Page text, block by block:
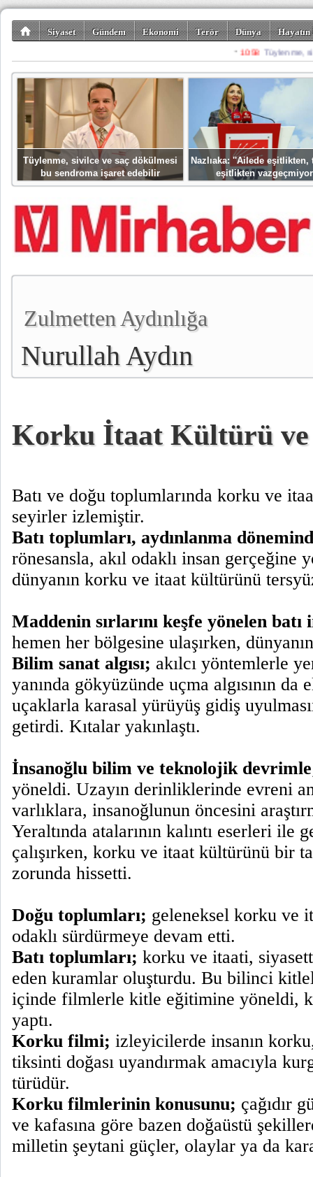
Siyaset Gündem Ekonomi Terör Dünya
Spor Misafir
Tüylenme, sivilce ve saç dökülmesi
bu sendroma işaret edebilir
Nazlıaka: ''Ailede eşitlikten,
eşitlikten
Zulmetten Aydınlığa
Nurullah Aydın
Korku İtaat Kültürü ve
Batı ve doğu toplumlarında korku ve
seyirler izlemiştir.
Batı toplumları, aydınlanma
rönesansla, akıl odaklı insan gerçeğine
dünyanın korku ve itaat kültürünü
Maddenin sırlarını keşfe yönelen batı
hemen her bölgesine ulaşırken,
Bilim sanat algısı; akılcı yöntemlerle
yanında gökyüzünde uçma algısının da
uçaklarla karasal yürüyüş gidiş
getirdi. Kıtalar yakınlaştı.
İnsanoğlu bilim ve teknolojik
yöneldi. Uzayın derinliklerinde evreni
varlıklara, insanoğlunun öncesini
Yeraltında atalarının kalıntı eserleri ile
çalışırken, korku ve itaat kültürünü bir
zorunda hissetti.
Doğu toplumları; geleneksel korku ve
odaklı sürdürmeye devam etti.
Batı toplumları; korku ve itaati,
eden kuramlar oluşturdu. Bu bilinci
içinde filmlerle kitle eğitimine yöneldi,
yaptı.
Korku filmi; izleyicilerde insanın
tiksinti doğası uyandırmak amacıyla
türüdür.
Korku filmlerinin konusunu; çağıdır
ve kafasına göre bazen doğaüstü
milletin şeytani güçler, olaylar ya da